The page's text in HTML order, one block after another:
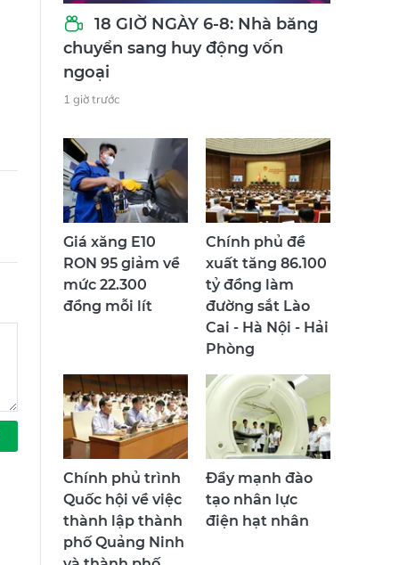
18 GIỜ NGÀY 6-8: Nhà băng
chuyển sang huy động vốn
ngoại
1 giờ trước
Giá xăng E10
RON 95 giảm về
mức 22.300
đồng mỗi lít
Chính phủ đề
xuất tăng 86.100
tỷ đồng làm
đường sắt Lào
Cai - Hà Nội - Hải
Phòng
Chính phủ trình
Quốc hội về việc
thành lập thành
phố Quảng Ninh
Đẩy mạnh đào
tạo nhân lực
điện hạt nhân